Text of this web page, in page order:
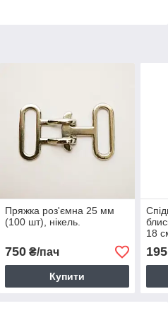
Пряжка роз'ємна 25 мм
(100 шт), нікель.
750₴/пач
Купити
18
195